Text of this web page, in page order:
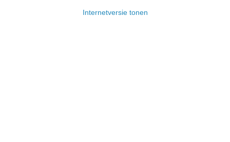
Internetversie tonen